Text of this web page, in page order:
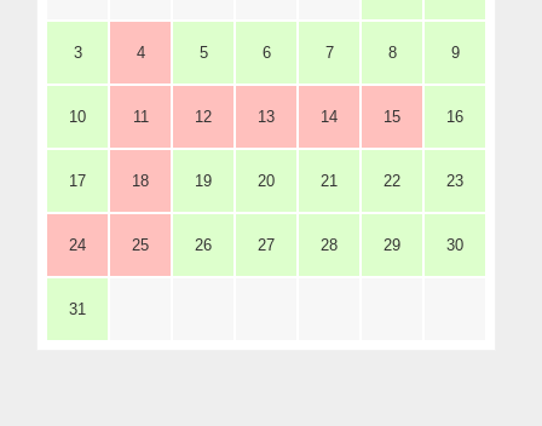
3 4 5 6 7 8 9
10 11 12 13 14 15 16
17 18 19 20 21 22 23
24 25 26 27 28 29 30
31